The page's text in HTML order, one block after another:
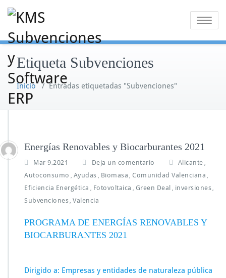
contenido
Alternar
Etiqueta Subvenciones
Inicio/Entradas etiquetadas "Subvenciones"
Energías Renovables y Biocarburantes 2021
Mar 9,2021 Deja un comentario Alicante
Autoconsumo Ayudas Biomasa Comunidad Valenciana
Eficiencia Energética Fotovoltaica Green Deal inversiones
Subvenciones Valencia
PROGRAMA DE ENERGÍAS RENOVABLES Y
BIOCARBURANTES 2021
Dirigido a: Empresas y entidades de naturaleza pública